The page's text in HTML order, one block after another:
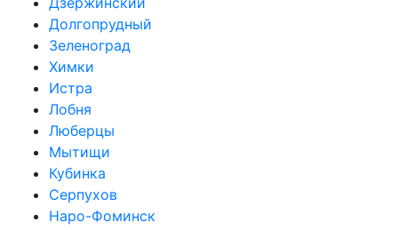
Долгопрудный
Зеленоград
Химки
Истра
Лобня
Люберцы
Мытищи
Кубинка
Серпухов
Наро-Фоминск